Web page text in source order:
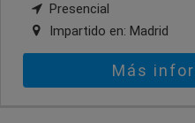
Presencial
Impartido en: Madrid
Más